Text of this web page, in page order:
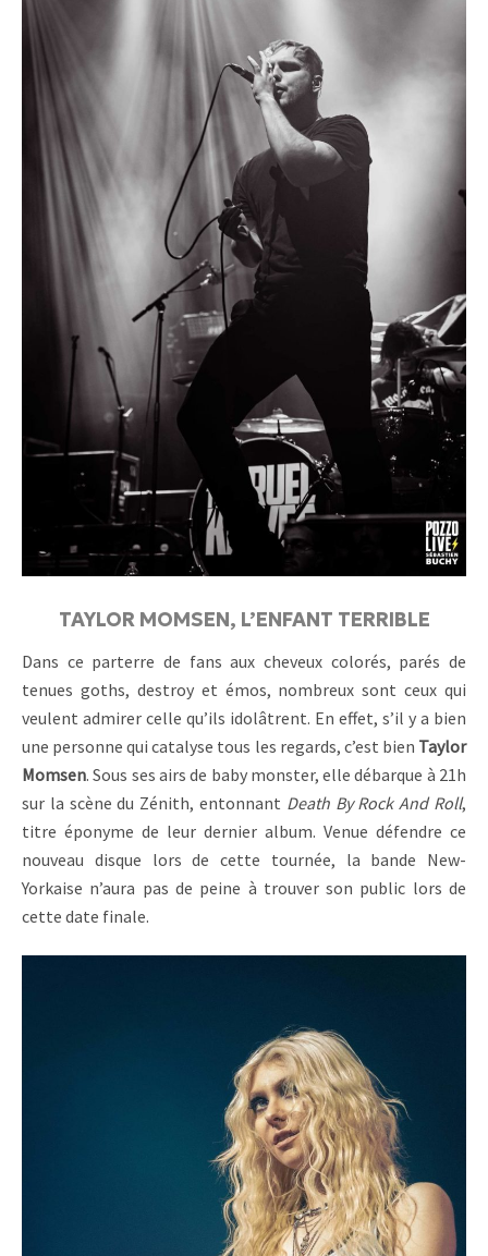
TAYLOR MOMSEN, L’ENFANT TERRIBLE
Dans ce parterre de fans aux cheveux colorés, parés de
tenues goths, destroy et émos, nombreux sont ceux qui
veulent admirer celle qu’ils idolâtrent. En effet, s’il y a bien
une personne qui catalyse tous les regards, c’est bien Taylor
Momsen. Sous ses airs de baby monster, elle débarque à 21h
sur la scène du Zénith, entonnant Death By Rock And Roll,
titre éponyme de leur dernier album. Venue défendre ce
nouveau disque lors de cette tournée, la bande New-
Yorkaise n’aura pas de peine à trouver son public lors de
cette date finale.